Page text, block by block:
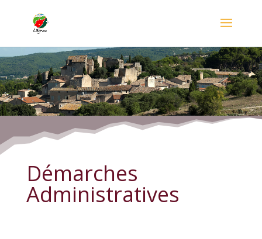
Démarches Administratives
Démarches
Administratives